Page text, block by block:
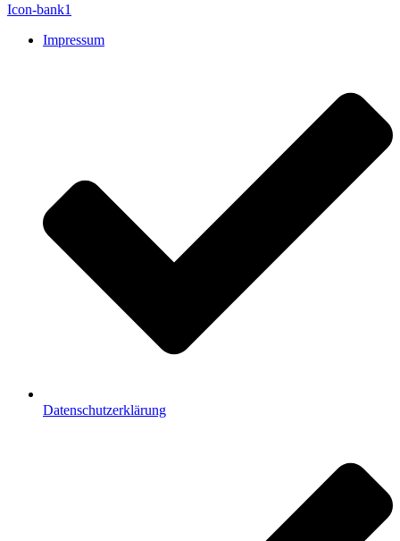
Icon-bank1
Impressum
Datenschutzerklärung